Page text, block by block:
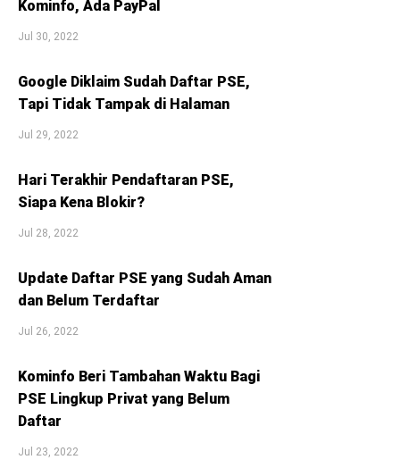
Kominfo, Ada PayPal
Jul 30, 2022
Google Diklaim Sudah Daftar PSE,
Tapi Tidak Tampak di Halaman
Jul 29, 2022
Hari Terakhir Pendaftaran PSE,
Siapa Kena Blokir?
Jul 28, 2022
Update Daftar PSE yang Sudah Aman
dan Belum Terdaftar
Jul 26, 2022
Kominfo Beri Tambahan Waktu Bagi
PSE Lingkup Privat yang Belum
Daftar
Jul 23, 2022